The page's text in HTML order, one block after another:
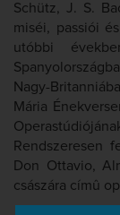
Schütz, J. S.
miséi, passiói
utóbbi
Nagy-
Mária
Rendszeresen
Don Ottavio,
császára címû